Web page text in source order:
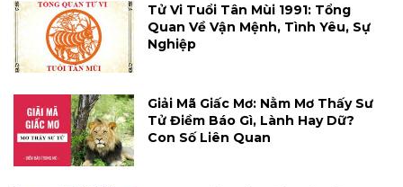
Tử Vi Tuổi Tân Mùi 1991: Tổng
Quan Về Vận Mệnh, Tình Yêu, Sự
Nghiệp
Giải Mã Giấc Mơ: Nằm Mơ Thấy Sư
Tử Điềm Báo Gì, Lành Hay Dữ?
Con Số Liên Quan